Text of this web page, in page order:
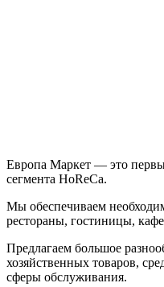
Европа Маркет — это
сегмента HoReCa.
Мы обеспечиваем
рестораны, гостиницы,
Предлагаем большое
хозяйственных товаров,
сферы обслуживания.